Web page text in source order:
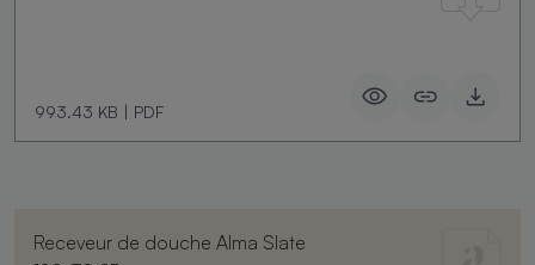
993.43 KB | PDF
Receveur de douche Alma Slate